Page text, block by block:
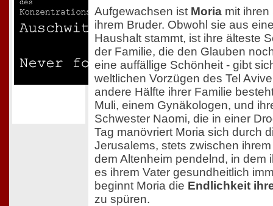
Aufgewachsen ist Moria mit
ihrem Bruder. Obwohl sie aus
Haushalt stammt, ist ihre älteste
der Familie, die den Glauben
eine auffällige Schönheit - gibt
weltlichen Vorzügen des Tel
andere Hälfte ihrer Familie
Muli, einem Gynäkologen, und
Schwester Naomi, die in einer
Tag manövriert Moria sich durch
Jerusalems, stets zwischen
dem Altenheim pendelnd, in dem
es ihrem Vater gesundheitlich
beginnt Moria die Endlichkeit
zu spüren.